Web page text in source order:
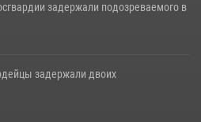
задержали подозреваемого в
задержали двоих